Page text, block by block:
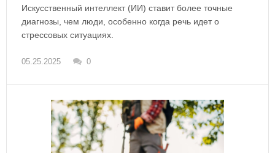
Искусственный интеллект (ИИ) ставит более точные
диагнозы, чем люди, особенно когда речь идет о
стрессовых ситуациях.
05.25.2025 0